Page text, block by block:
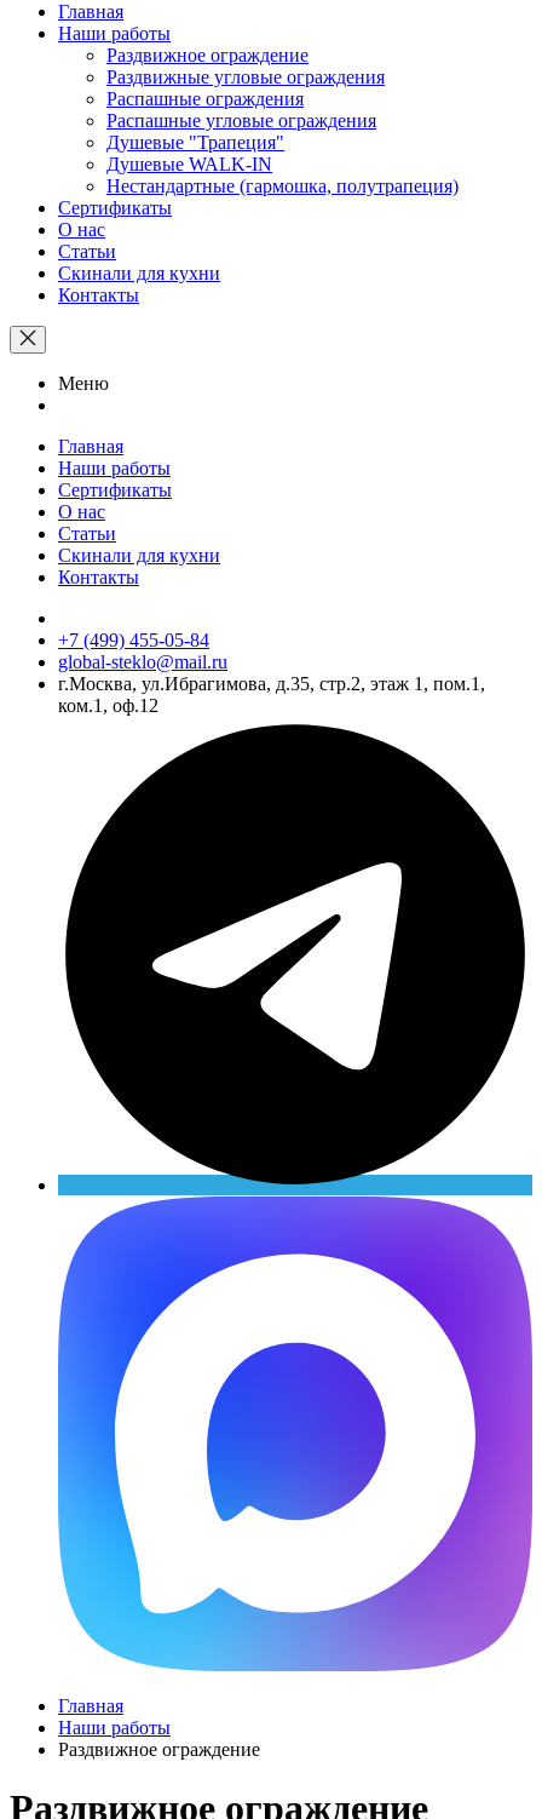
Главная
Наши работы
Раздвижное ограждение
Раздвижные угловые ограждения
Распашные ограждения
Распашные угловые ограждения
Душевые "Трапеция"
Душевые WALK-IN
Нестандартные (гармошка, полутрапеция)
Сертификаты
О нас
Статьи
Скинали для кухни
Контакты
Меню
Главная
Наши работы
Сертификаты
О нас
Статьи
Скинали для кухни
Контакты
+7 (499) 455-05-84
global-steklo@mail.ru
г.Москва, ул.Ибрагимова, д.35, стр.2, этаж 1, пом.1,
ком.1, оф.12
Главная
Наши работы
Раздвижное ограждение
Раздвижное ограждение